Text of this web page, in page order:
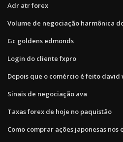
Adr atr forex
Volume de negociação harmônica
Gc goldens edmonds
Login do cliente fxpro
Depois que o comércio é feito
Sinais de negociação ava
Taxas forex de hoje no paquistão
Como comprar ações japonesas nos